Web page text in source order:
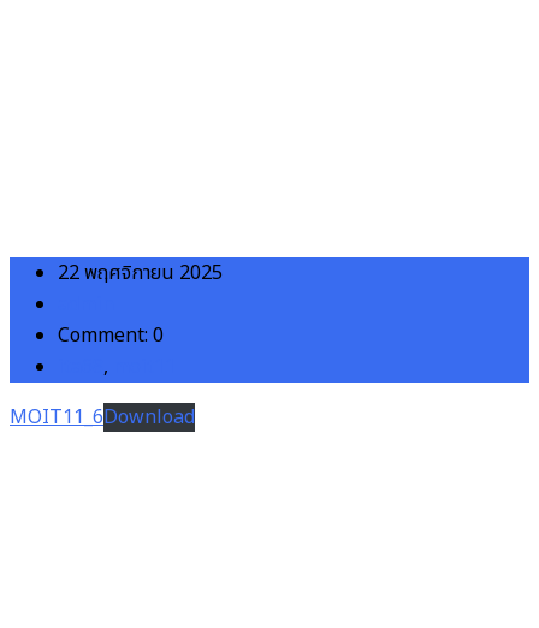
22 พฤศจิกายน 2025
Comment: 0
,
MOIT11_6Download